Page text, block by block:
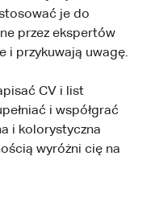
je do
przez ekspertów
i przykuwają uwagę.
CV i list
i współgrać
i kolorystyczna
wyróżni cię na